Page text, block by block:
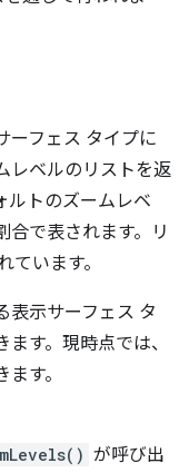
ーフェス タイプに
レベルのリストを返
ルトのズームレベ
合で表されます。リ
います。
表示サーフェス タ
す。現時点では、
す。
が呼び出